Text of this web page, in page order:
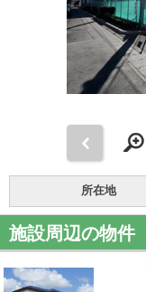
所在地
施設周辺の物件